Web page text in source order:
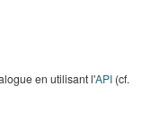
en utilisant l'API (cf.